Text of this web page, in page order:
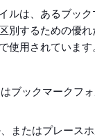
ルは、あるブッ
別するための優
で使用されていま
ブックマークフ
またはプレース